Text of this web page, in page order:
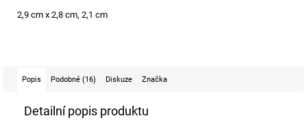
2,9 cm x 2,8 cm, 2,1 cm
Popis Podobné (16) Diskuze Značka
Detailní popis produktu